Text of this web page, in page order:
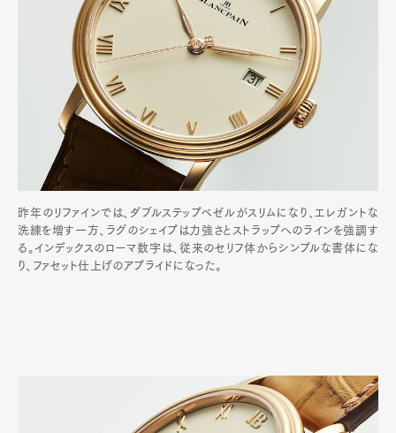
昨年のリファインでは、ダブルステップベゼルがスリムになり、エレガントな
洗練を増す一方、ラグのシェイプは力強さとストラップへのラインを強調す
る。インデックスのローマ数字は、従来のセリフ体からシンプルな書体にな
り、ファセット仕上げのアプライドになった。